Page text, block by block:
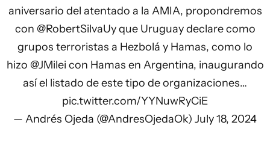
aniversario del atentado a la AMIA, propondremos
con @RobertSilvaUyque Uruguay declare como
grupos terroristas a Hezbolá y Hamas, como lo
hizo @JMilei con Hamas en Argentina, inaugurando
así el listado de este tipo de organizaciones…
pic.twitter.com/YYNuwRyCiE
— Andrés Ojeda (@AndresOjedaOk) July 18, 2024